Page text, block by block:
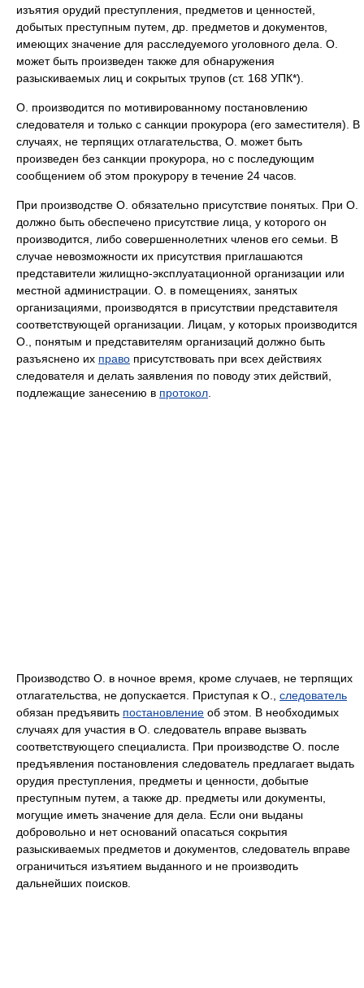
изъятия орудий преступления, предметов и ценностей,
добытых преступным путем, др. предметов и документов,
имеющих значение для расследуемого уголовного дела. О.
может быть произведен также для обнаружения
разыскиваемых лиц и сокрытых трупов (ст. 168 УПК*).
О. производится по мотивированному постановлению
следователя и только с санкции прокурора (его заместителя). В
случаях, не терпящих отлагательства, О. может быть
произведен без санкции прокурора, но с последующим
сообщением об этом прокурору в течение 24 часов.
При производстве О. обязательно присутствие понятых. При О.
должно быть обеспечено присутствие лица, у которого он
производится, либо совершеннолетних членов его семьи. В
случае невозможности их присутствия приглашаются
представители жилищно-эксплуатационной организации или
местной администрации. О. в помещениях, занятых
организациями, производятся в присутствии представителя
соответствующей организации. Лицам, у которых производится
О., понятым и представителям организаций должно быть
разъяснено их право присутствовать при всех действиях
следователя и делать заявления по поводу этих действий,
подлежащие занесению в протокол
Производство О. в ночное время, кроме случаев, не терпящих
отлагательства, не допускается. Приступая к О., следователь
обязан предъявить постановление об этом. В необходимых
случаях для участия в О. следователь вправе вызвать
соответствующего специалиста. При производстве О. после
предъявления постановления следователь предлагает выдать
орудия преступления, предметы и ценности, добытые
преступным путем, а также др. предметы или документы,
могущие иметь значение для дела. Если они выданы
добровольно и нет оснований опасаться сокрытия
разыскиваемых предметов и документов, следователь вправе
ограничиться изъятием выданного и не производить
дальнейших поисков.